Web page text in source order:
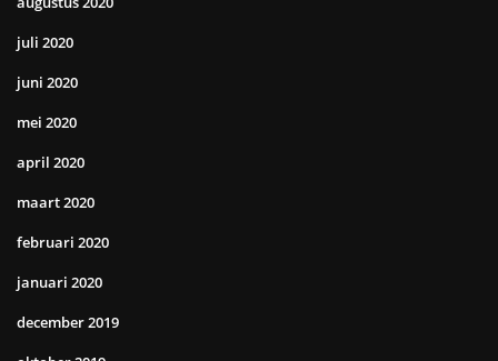
juli 2020
juni 2020
mei 2020
april 2020
maart 2020
februari 2020
januari 2020
december 2019